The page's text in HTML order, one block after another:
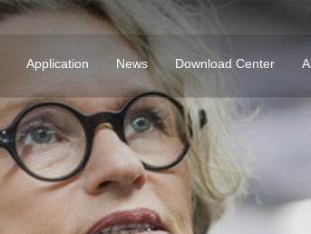
Application News Download Center